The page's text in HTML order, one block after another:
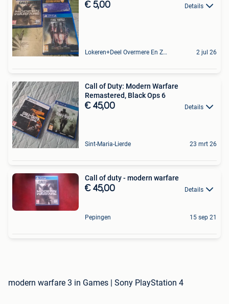
€ 5,00 Details
Lokeren+Deel Overmere En Zele 2 jul 26
Call of Duty: Modern Warfare
Remastered, Black Ops 6
€ 45,00 Details
Sint-Maria-Lierde 23 mrt 26
Call of duty - modern warfare
€ 45,00 Details
Pepingen 15 sep 21
modern warfare 3 in Games | Sony PlayStation 4